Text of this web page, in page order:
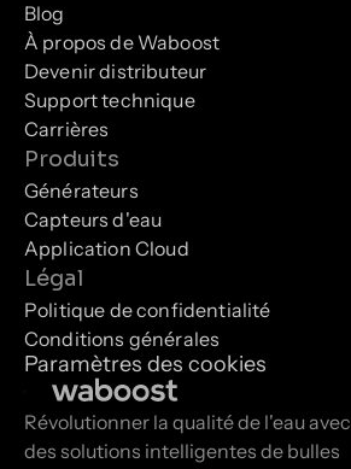
Révolutionner la qualité de l'eau avec
des solutions intelligentes de bulles
Blog
À propos de Waboost
Devenir distributeur
Support technique
Carrières
Produits
Générateurs
Capteurs d'eau
Application Cloud
Légal
Politique de confidentialité
Conditions générales
Paramètres des cookies